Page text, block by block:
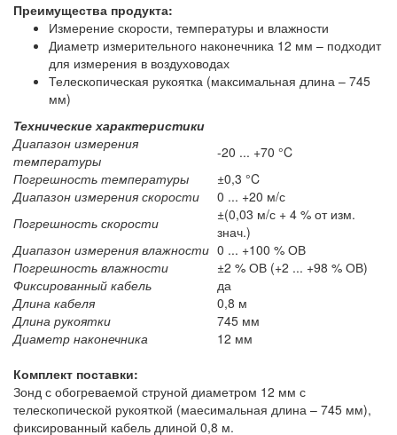
Преимущества продукта:
Измерение скорости, температуры и влажности
Диаметр измерительного наконечника 12 мм – подходит
для измерения в воздуховодах
Телескопическая рукоятка (максимальная длина – 745
мм)
Технические характеристики
Диапазон измерения
температуры
-20 ... +70 °C
Погрешность температуры
±0,3 °C
Диапазон измерения скорости
0 ... +20 м/с
Погрешность скорости
±(0,03 м/с + 4 % от изм.
знач.)
Диапазон измерения влажности 0 ... +100 % ОВ
Погрешность влажности
±2 % ОВ (+2 ... +98 % ОВ)
Фиксированный кабель
да
Длина кабеля
0,8 м
Длина рукоятки
745 мм
Диаметр наконечника
12 мм
Комплект поставки:
Зонд с обогреваемой струной диаметром 12 мм с
телескопической рукояткой (маесимальная длина – 745 мм),
фиксированный кабель длиной 0,8 м.